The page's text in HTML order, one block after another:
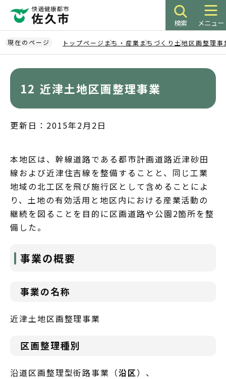
ペ
ー
ジ
検索 メニュー
現在のページ トップページ まち・産業 まちづくり 土地区画整理事
12 近津土地区画整理事業
更新日：2015年2月2日
本地区は、幹線道路である都市計画道路近津砂田
線および近津住吉線を整備することと、同じ工業
地域の北工区を飛び施行区として含めることによ
り、土地の有効活用と地区内における産業活動の
継続を図ることを目的に区画道路や公園2箇所を整
備した。
事業の概要
事業の名称
近津土地区画整理事業
区画整理種別
沿道区画整理型街路事業（沿区）、